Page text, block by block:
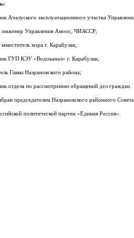
Ачалуского эксплуатационного участка
инженер Управления Амоос, ЧИАССР;
мэра г. Карабулак;
ГУП КЭУ «Водоканал» г. Карабулак;
Главы Назрановского района;
отдела по рассмотрению обращений дел граждан.
председателем Назрановского районного Совета
политической партии «Единая Россия».